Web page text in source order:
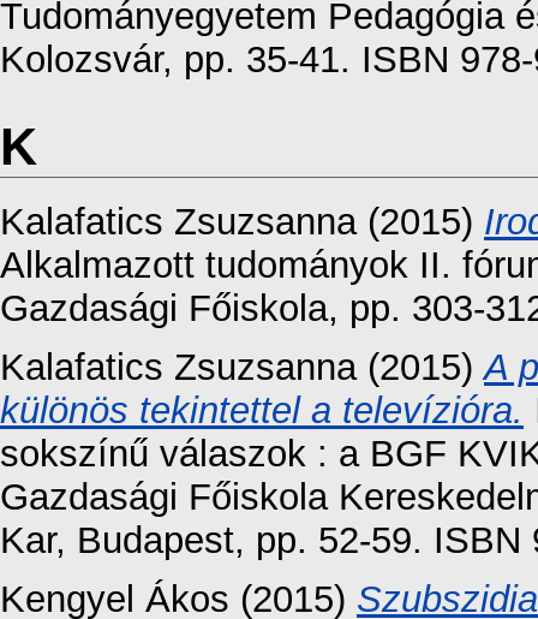
Tudományegyetem Pedagógia
Kolozsvár, pp. 35-41. ISBN
K
Kalafatics Zsuzsanna(2015)
Alkalmazott tudományok II.
Gazdasági Főiskola, pp. 303-
Kalafatics Zsuzsanna(2015)A
különös tekintettel a televízióra.
sokszínű válaszok : a BGF
Gazdasági Főiskola
Kar, Budapest, pp. 52-59. ISBN
Kengyel Ákos (2015)